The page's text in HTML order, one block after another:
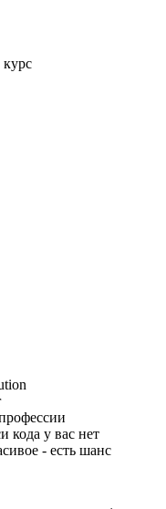
кода у вас нет
- есть шанс